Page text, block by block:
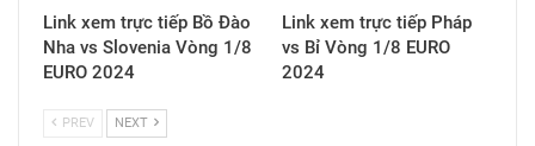
Link xem trực tiếp Bồ Đào
Nha vs Slovenia Vòng 1/8
EURO 2024
Link xem trực tiếp Pháp
vs Bỉ Vòng 1/8 EURO
2024
PREV NEXT